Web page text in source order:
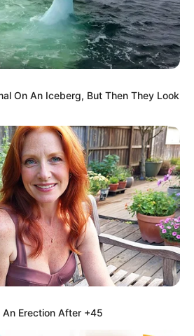
On An Iceberg, But Then They Look
An Erection After +45